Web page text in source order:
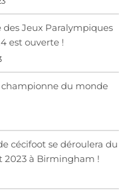
Jeux Paralympiques
est ouverte !
championne du monde
cécifoot se déroulera du
2023 à Birmingham !